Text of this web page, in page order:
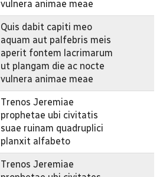
vulnera animae meae
Quis dabit capiti meo
aquam aut palfebris meis
aperit fontem lacrimarum
ut plangam die ac nocte
vulnera animae meae
Trenos Jeremiae
prophetae ubi civitatis
suae ruinam quadruplici
planxit alfabeto
Trenos Jeremiae